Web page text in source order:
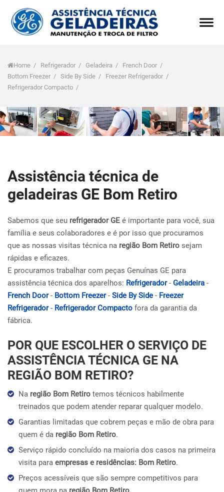
Home / Refrigerador / Geladeira / French Door /
Bottom Freezer / Side By Side / Freezer Refrigerador /
Refrigerador Compacto /
Assistência técnica de
geladeiras GE Bom Retiro
Sabemos que seu refrigerador GE é importante para você, sua
família e seus colaboradores e é por isso que procuramos
que as nossas visitas técnica na região Bom Retiro sejam
rápidas e eficazes.
E procuramos trabalhar com peças Genuínas GE para
assistência técnica dos aparelhos: Refrigerador- Geladeira -
French Door- Bottom Freezer- Side By Side - Freezer
Refrigerador- Refrigerador Compacto fora da garantia da
fábrica.
POR QUE ESCOLHER O SERVIÇO DE
ASSISTÊNCIA TÉCNICA GE NA
REGIÃO BOM RETIRO?
Na região Bom Retiro temos técnicos habilmente
treinados que podem atender reparar qualquer modelo.
Garantias limitadas que cobrem peças e mão de obra para
quem é da região Bom Retiro.
Serviço rápido concluído na maioria dos casos na primeira
visita para empresas e residências: Bom Retiro.
Preços acessíveis que são sempre competitivos para